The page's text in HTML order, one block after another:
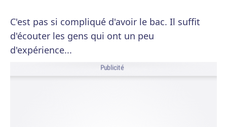
C'est pas si compliqué d'avoir le bac. Il suffit
d'écouter les gens qui ont un peu
d'expérience...
Publicité